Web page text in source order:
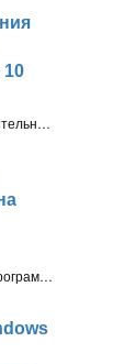
10
Microsoft выпустила новые накопительные обновления KB3176493, KB3176495, KB3176492 для пользователей Windows 10. Рекомендуется установить их как можно скорее
На этой неделе для участников программы Windows Insider может быть выпущена новая версия Windows 10 build 14901 - первая сборка ветки Redstone 2 (RS2)